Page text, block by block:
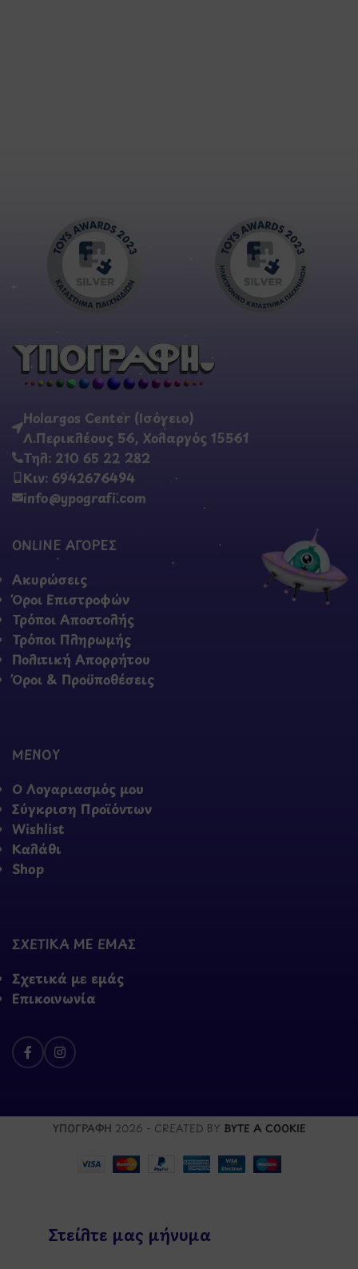
Holargos Center (Ισόγειο)
Λ.Περικλέους 56, Χολαργός 15561
Τηλ: 210 65 22 282
Κιν: 6942676494
info@ypografi.com
ONLINE ΑΓΟΡΕΣ
Ακυρώσεις
Όροι Επιστροφών
Τρόποι Αποστολής
Τρόποι Πληρωμής
Πολιτική Απορρήτου
Όροι & Προϋποθέσεις
ΜΕΝΟΥ
Ο Λογαριασμός μου
Σύγκριση Προϊόντων
Wishlist
Καλάθι
Shop
ΣΧΕΤΙΚΑ ΜΕ ΕΜΑΣ
Σχετικά με εμάς
Επικοινωνία
ΥΠΟΓΡΑΦΗ 2026 - CREATED BY BYTE A COOKIE
Στείλτε μας μήνυμα